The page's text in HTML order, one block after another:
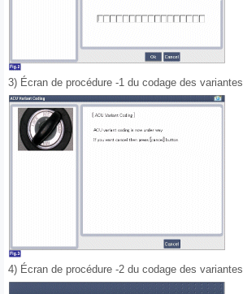
3) Écran de procédure -1 du codage des variantes
4) Écran de procédure -2 du codage des variantes